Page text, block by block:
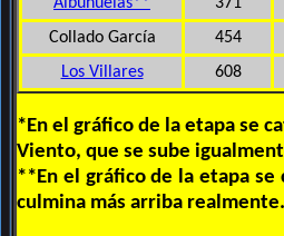
Collado García
454
Los Villares
608
*En el gráfico de la etapa se
Viento, que se sube
**En el gráfico de la etapa
culmina más arriba realmente.